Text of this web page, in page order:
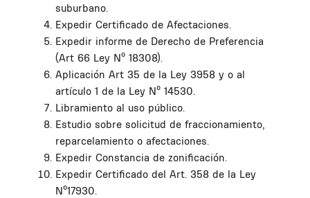
suburbano.
Expedir Certificado de Afectaciones.
Expedir informe de Derecho de Preferencia
(Art 66 Ley Nº 18308).
Aplicación Art 35 de la Ley 3958 y o al
artículo 1 de la Ley Nº 14530.
Libramiento al uso público.
Estudio sobre solicitud de fraccionamiento,
reparcelamiento o afectaciones.
Expedir Constancia de zonificación.
Expedir Certificado del Art. 358 de la Ley
Nº17930.